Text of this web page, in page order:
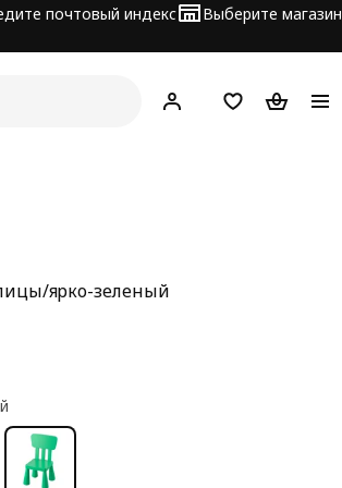
почтовый индекс Выберите магазин
Hej! ВойтиСписокКорзина
ярко-зеленый